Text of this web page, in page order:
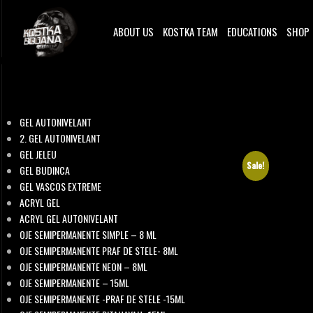
ABOUT US KOSTKA TEAM EDUCATIONS SHOP
GEL AUTONIVELANT
2. GEL AUTONIVELANT
GEL JELEU
GEL BUDINCA
GEL VASCOS EXTREME
ACRYL GEL
ACRYL GEL AUTONIVELANT
OJE SEMIPERMANENTE SIMPLE – 8 ML
OJE SEMIPERMANENTE PRAF DE STELE- 8ML
OJE SEMIPERMANENTE NEON – 8ML
OJE SEMIPERMANENTE – 15ML
OJE SEMIPERMANENTE -PRAF DE STELE -15ML
Sale!